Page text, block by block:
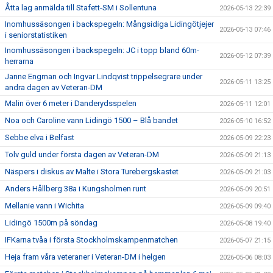
Åtta lag anmälda till Stafett-SM i Sollentuna 2026-05-13 22:39
Inomhussäsongen i backspegeln: Mångsidiga Lidingötjejer
i seniorstatistiken
2026-05-13 07:46
Inomhussäsongen i backspegeln: JC i topp bland 60m-
herrarna
2026-05-12 07:39
Janne Engman och Ingvar Lindqvist trippelsegrare under
andra dagen av Veteran-DM
2026-05-11 13:25
Malin över 6 meter i Danderydsspelen 2026-05-11 12:01
Noa och Caroline vann Lidingö 1500 – Blå bandet 2026-05-10 16:52
Sebbe elva i Belfast 2026-05-09 22:23
Tolv guld under första dagen av Veteran-DM 2026-05-09 21:13
Näspers i diskus av Malte i Stora Turebergskastet 2026-05-09 21:03
Anders Hållberg 38a i Kungsholmen runt 2026-05-09 20:51
Mellanie vann i Wichita 2026-05-09 09:40
Lidingö 1500m på söndag 2026-05-08 19:40
IFKarna tvåa i första Stockholmskampenmatchen 2026-05-07 21:15
Heja fram våra veteraner i Veteran-DM i helgen 2026-05-06 08:03